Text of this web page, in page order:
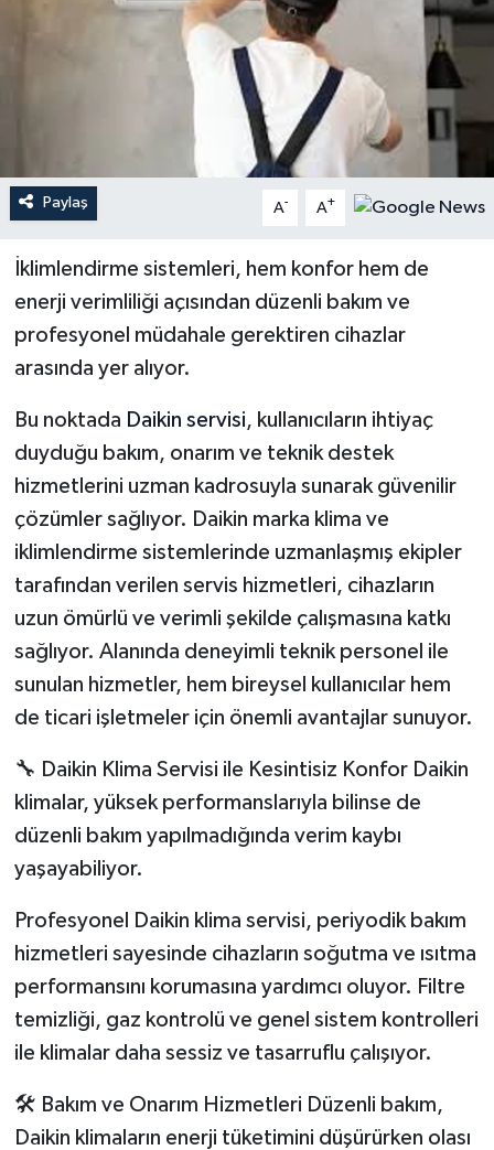
Paylaş A- A+
İklimlendirme sistemleri, hem konfor hem de
enerji verimliliği açısından düzenli bakım ve
profesyonel müdahale gerektiren cihazlar
arasında yer alıyor.
Bu noktada Daikin servisi, kullanıcıların ihtiyaç
duyduğu bakım, onarım ve teknik destek
hizmetlerini uzman kadrosuyla sunarak güvenilir
çözümler sağlıyor. Daikin marka klima ve
iklimlendirme sistemlerinde uzmanlaşmış ekipler
tarafından verilen servis hizmetleri, cihazların
uzun ömürlü ve verimli şekilde çalışmasına katkı
sağlıyor. Alanında deneyimli teknik personel ile
sunulan hizmetler, hem bireysel kullanıcılar hem
de ticari işletmeler için önemli avantajlar sunuyor.
🔧 Daikin Klima Servisi ile Kesintisiz Konfor Daikin
klimalar, yüksek performanslarıyla bilinse de
düzenli bakım yapılmadığında verim kaybı
yaşayabiliyor.
Profesyonel Daikin klima servisi, periyodik bakım
hizmetleri sayesinde cihazların soğutma ve ısıtma
performansını korumasına yardımcı oluyor. Filtre
temizliği, gaz kontrolü ve genel sistem kontrolleri
ile klimalar daha sessiz ve tasarruflu çalışıyor.
🛠️ Bakım ve Onarım Hizmetleri Düzenli bakım,
Daikin klimaların enerji tüketimini düşürürken olası